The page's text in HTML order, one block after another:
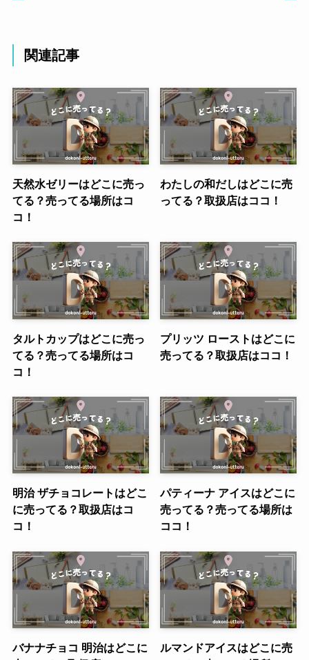
関連記事
天然水ゼリーはどこに売っ
てる？売ってる場所はコ
コ！
わたしの和だしはどこに売
ってる？取扱店はココ！
タルトカップはどこに売っ
てる？売ってる場所はコ
コ！
プリッツ ローストはどこに
売ってる？取扱店はココ！
明治 ザチョコレートはどこ
に売ってる？取扱店はコ
コ！
パティーナ アイスはどこに
売ってる？売ってる場所は
ココ！
バナナチョコ 明治はどこに
ルマンドアイスはどこに売